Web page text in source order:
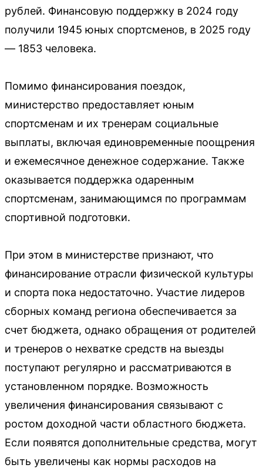
рублей. Финансовую поддержку в 2024 году
получили 1945 юных спортсменов, в 2025 году
— 1853 человека.
Помимо финансирования поездок,
министерство предоставляет юным
спортсменам и их тренерам социальные
выплаты, включая единовременные поощрения
и ежемесячное денежное содержание. Также
оказывается поддержка одаренным
спортсменам, занимающимся по программам
спортивной подготовки.
При этом в министерстве признают, что
финансирование отрасли физической культуры
и спорта пока недостаточно. Участие лидеров
сборных команд региона обеспечивается за
счет бюджета, однако обращения от родителей
и тренеров о нехватке средств на выезды
поступают регулярно и рассматриваются в
установленном порядке. Возможность
увеличения финансирования связывают с
ростом доходной части областного бюджета.
Если появятся дополнительные средства, могут
быть увеличены как нормы расходов на